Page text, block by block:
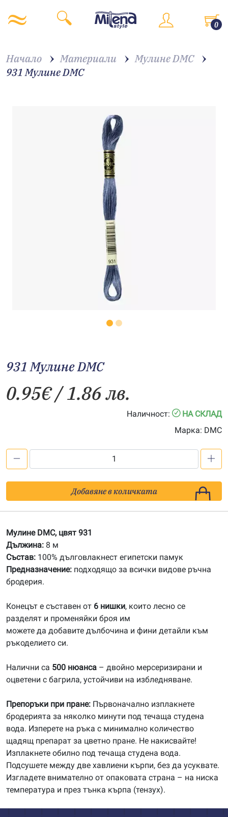
0
Начало Материали
Мулине DMC
931 Мулине DMC
931 Мулине DMC
0.95€/ 1.86 лв.
Наличност:
НА СКЛАД
Марка: DMC
Мулине
DMC
Добавяне в количката
Мулине DMC, цвят 931
Дължина: 8 м
Състав: 100% дълговлакнест египетски памук
Предназначение: подходящо за всички видове ръчна
бродерия.
Конецът е съставен от 6 нишки, които лесно се
разделят и променяйки броя им
можете да добавите дълбочина и фини детайли към
ръкоделието си.
Налични са 500 нюанса – двойно мерсеризирани и
оцветени с багрила, устойчиви на избледняване.
Препоръки при пране: Първоначално изплакнете
бродерията за няколко минути под течаща студена
вода. Изперете на ръка с минимално количество
щадящ препарат за цветно пране. Не накисвайте!
Изплакнете обилно под течаща студена вода.
Подсушете между две хавлиени кърпи, без да усуквате.
Изгладете внимателно от опаковата страна – на ниска
температура и през тънка кърпа (тензух).